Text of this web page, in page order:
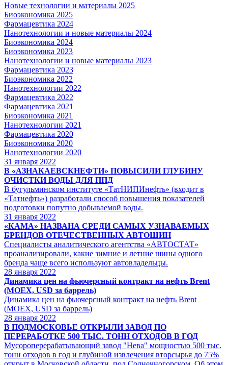
Новые технологии и материалы 2025
Биоэкономика 2025
Фармацевтика 2024
Нанотехнологии и новые материалы 2024
Биоэкономика 2024
Биоэкономика 2023
Нанотехнологии и новые материалы 2023
Фармацевтика 2023
Биоэкономика 2022
Нанотехнологии 2022
Фармацевтика 2022
Фармацевтика 2021
Биоэкономика 2021
Нанотехнологии 2021
Фармацевтика 2020
Биоэкономика 2020
Нанотехнологии 2020
31 января 2022
В «АЗНАКАЕВСКНЕФТИ» ПОВЫСИЛИ ГЛУБИНУ
ОЧИСТКИ ВОДЫ ДЛЯ ППД
В бугульминском институте «ТатНИПИнефть» (входит в
«Татнефть») разработали способ повышения показателей
подготовки попутно добываемой воды.
31 января 2022
«КАМА» НАЗВАНА СРЕДИ САМЫХ УЗНАВАЕМЫХ
БРЕНДОВ ОТЕЧЕСТВЕННЫХ АВТОШИН
Специалисты аналитического агентства «АВТОСТАТ»
проанализировали, какие зимние и летние шины одного
бренда чаще всего используют автовладельцы.
28 января 2022
Динамика цен на фьючерсный контракт на нефть Brent
(MOEX, USD за баррель)
Динамика цен на фьючерсный контракт на нефть Brent
(MOEX, USD за баррель)
28 января 2022
В ПОДМОСКОВЬЕ ОТКРЫЛИ ЗАВОД ПО
ПЕРЕРАБОТКЕ 500 ТЫС. ТОНН ОТХОДОВ В ГОД
Мусороперерабатывающий завод "Нева" мощностью 500 тыс.
тонн отходов в год и глубиной извлечения вторсырья до 75%